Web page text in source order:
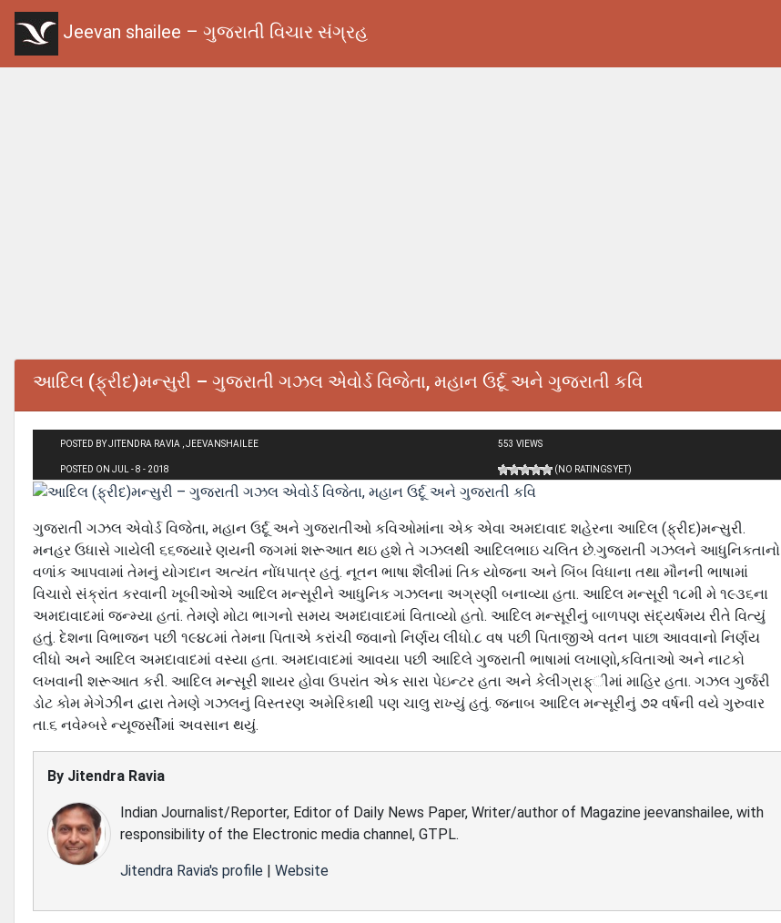
Jeevan shailee – ગુજરાતી વિચાર સંગ્રહ
આદિલ (ફ્રીદ)મન્સુરી – ગુજરાતી ગઝલ એવોર્ડ વિજેતા, મહાન ઉર્દૂ અને ગુજરાતી કવિ
POSTED BY JITENDRA RAVIA , JEEVANSHAILEE
POSTED ON JUL - 8 - 2018
553 VIEWS
(NO RATINGS YET)
ગુજરાતી ગઝલ એવોર્ડ વિજેતા, મહાન ઉર્દૂ અને ગુજરાતીઓ કવિઓમાંના એક એવા અમદાવાદ શહેરના આદિલ (ફ્રીદ)મન્સુરી.
મનહર ઉધાસે ગાયેલી ૬૬જયારે ણયની જગમાં શરૂઆત થઇ હશે તે ગઝલથી આદિલભાઇ ચલિત છે.ગુજરાતી ગઝલને આધુનિકતાનો
વળાંક આપવામાં તેમનું યોગદાન અત્યંત નોંધપાત્ર હતું. નૂતન ભાષા શૈલીમાં તિક યોજના અને બિંબ વિધાના તથા મૌનની ભાષામાં
વિચારો સંક્રાંત કરવાની ખૂબીઓએ આદિલ મન્સૂરીને આધુનિક ગઝલના અગ્રણી બનાવ્યા હતા. આદિલ મન્સૂરી ૧૮મી મે ૧૯૩૬ના
અમદાવાદમાં જન્મ્યા હતાં. તેમણે મોટા ભાગનો સમય અમદાવાદમાં વિતાવ્યો હતો. આદિલ મન્સૂરીનું બાળપણ સંદ્યર્ષમય રીતે વિત્યું
હતું. દેશના વિભાજન પછી ૧૯૪૮માં તેમના પિતાએ કરાંચી જવાનો નિર્ણય લીધો.૮ વષ પછી પિતાજીએ વતન પાછા આવવાનો નિર્ણય
લીધો અને આદિલ અમદાવાદમાં વસ્યા હતા. અમદાવાદમાં આવયા પછી આદિલે ગુજરાતી ભાષામાં લખાણો,કવિતાઓ અને નાટકો
લખવાની શરૂઆત કરી. આદિલ મન્સૂરી શાયર હોવા ઉપરાંત એક સારા પેઇન્ટર હતા અને કેલીગ્રાફ્ીમાં માહિર હતા. ગઝલ ગુર્જરી
ડોટ કોમ મેગેઝીન દ્વારા તેમણે ગઝલનું વિસ્તરણ અમેરિકાથી પણ ચાલુ રાખ્યું હતું. જનાબ આદિલ મન્સૂરીનું ૭૨ વર્ષની વયે ગુરુવાર
તા.૬ નવેમ્બરે ન્યૂજર્સીમાં અવસાન થયું.
By Jitendra Ravia
Indian Journalist/Reporter, Editor of Daily News Paper, Writer/author of Magazine jeevanshailee, with
responsibility of the Electronic media channel, GTPL.
Jitendra Ravia's profile | Website